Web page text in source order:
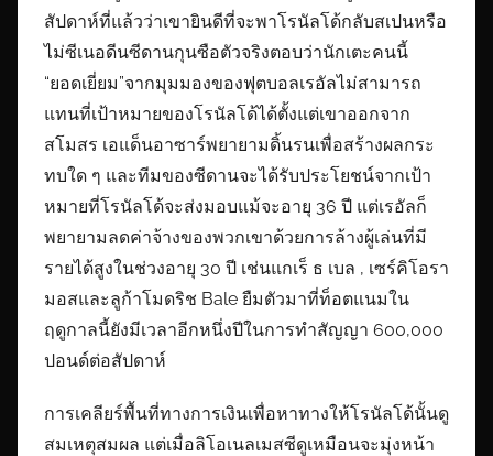
สัปดาห์ที่แล้วว่าเขายินดีที่จะพาโรนัลโด้กลับสเปนหรือ
ไม่ซีเนอดีนซีดานกุนซือตัวจริงตอบว่านักเตะคนนี้
“ยอดเยี่ยม”จากมุมมองของฟุตบอลเรอัลไม่สามารถ
แทนที่เป้าหมายของโรนัลโด้ได้ตั้งแต่เขาออกจาก
สโมสร เอแด็นอาซาร์พยายามดิ้นรนเพื่อสร้างผลกระ
ทบใด ๆ และทีมของซีดานจะได้รับประโยชน์จากเป้า
หมายที่โรนัลโด้จะส่งมอบแม้จะอายุ 36 ปี แต่เรอัลก็
พยายามลดค่าจ้างของพวกเขาด้วยการล้างผู้เล่นที่มี
รายได้สูงในช่วงอายุ 30 ปี เช่นแกเร็ ธ เบล , เซร์คิโอรา
มอสและลูก้าโมดริช Bale ยืมตัวมาที่ท็อตแนมใน
ฤดูกาลนี้ยังมีเวลาอีกหนึ่งปีในการทำสัญญา 600,000
ปอนด์ต่อสัปดาห์
การเคลียร์พื้นที่ทางการเงินเพื่อหาทางให้โรนัลโด้นั้นดู
สมเหตุสมผล แต่เมื่อลิโอเนลเมสซีดูเหมือนจะมุ่งหน้า